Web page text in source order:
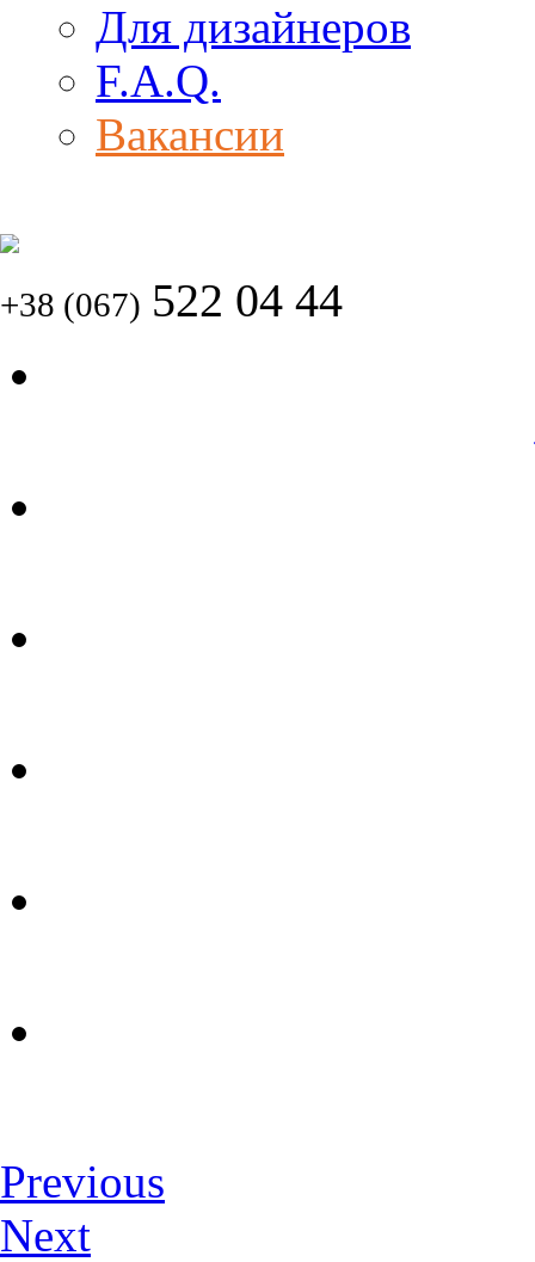
Для дизайнеров
F.A.Q.
Вакансии
+38 (067) 522 04 44
Previous
Next